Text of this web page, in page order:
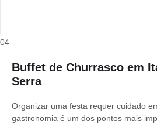
04
Buffet de Churrasco em
Serra
Organizar uma festa requer cuidado
gastronomia é um dos pontos mais